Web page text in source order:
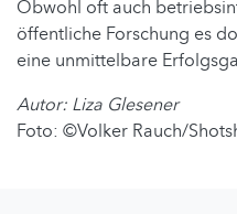
Obwohl oft auch
öffentliche Forschung es
eine unmittelbare
Autor: Liza Glesener
Foto: ©Volker Rauch/